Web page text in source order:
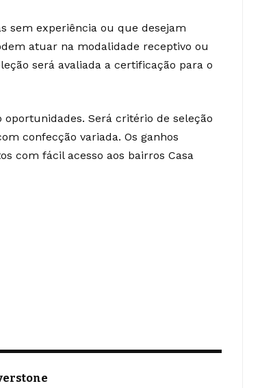
sem experiência ou que desejam
atuar na modalidade receptivo ou
será avaliada a certificação para o
Será critério de seleção
confecção variada. Os ganhos
com fácil acesso aos bairros Casa